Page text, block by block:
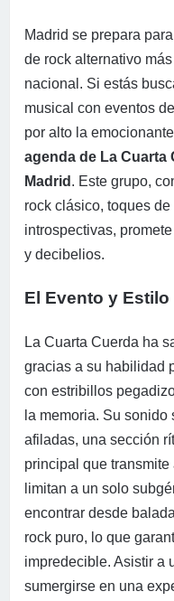
Madrid se prepara
de rock alternativo
nacional. Si estás
musical con eventos
por alto la
agenda de La Cuarta
Madrid . Este grupo,
rock clásico, toques
introspectivas,
y decibelios.
El Evento y Estilo
La Cuarta Cuerda ha
gracias a su habilidad
con estribillos
la memoria. Su
afiladas, una sección
principal que
limitan a un solo
encontrar desde
rock puro, lo que
impredecible. Asistir a
sumergirse en una